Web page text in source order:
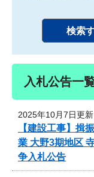
入札公告一
2025年10月7日更新
【建設工事】揖
業 大野3期地区
争入札公告